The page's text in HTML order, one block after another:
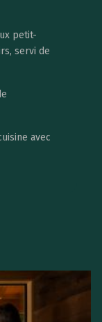
petit-
servi de
avec